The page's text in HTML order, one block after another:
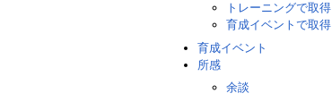
トレーニングで取得
育成イベントで取得
育成イベント
所感
余談